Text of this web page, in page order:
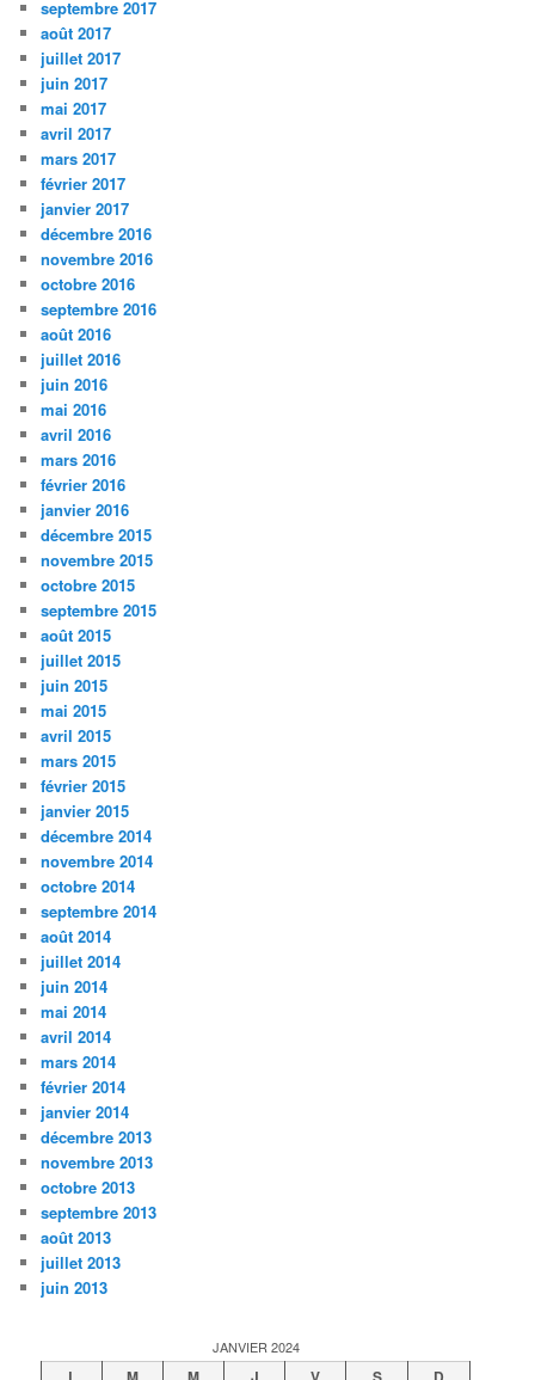
septembre 2017
août 2017
juillet 2017
juin 2017
mai 2017
avril 2017
mars 2017
février 2017
janvier 2017
décembre 2016
novembre 2016
octobre 2016
septembre 2016
août 2016
juillet 2016
juin 2016
mai 2016
avril 2016
mars 2016
février 2016
janvier 2016
décembre 2015
novembre 2015
octobre 2015
septembre 2015
août 2015
juillet 2015
juin 2015
mai 2015
avril 2015
mars 2015
février 2015
janvier 2015
décembre 2014
novembre 2014
octobre 2014
septembre 2014
août 2014
juillet 2014
juin 2014
mai 2014
avril 2014
mars 2014
février 2014
janvier 2014
décembre 2013
novembre 2013
octobre 2013
septembre 2013
août 2013
juillet 2013
juin 2013
JANVIER 2024